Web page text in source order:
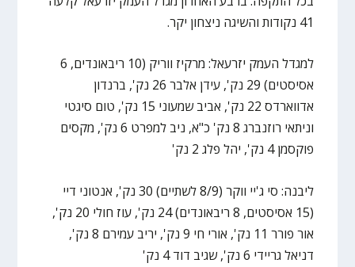
41 נקודות והשיגה ניצחון יקר.
למגדל העמק יזרעאל: מרקיז ווריק (10 ריבאונדים, 6
אסיסטים) 29 נק', עידן אלבר 26 נק', ברנדון
אדווארדס 22 נק', אביב שמעוני 15 נק', טום סיגטי
וניתאי רוזנברג 8 נק' כ"א, ניב למפרט 6 נק', מקסים
פוקסמן 4 נק', יהל פלג 2 נק'
ליבנה: סי ג'יי ווקר (8/9 לשתיים) 30 נק', אנטוני דיי
(15 אסיסטים, 8 ריבאונדים) 24 נק', עוז חולי 20 נק',
אור פורר 11 נק', אורי חי 9 נק', יריב עמירם 8 נק',
דניאל גריידי 6 נק', שגיב דוד 4 נק'